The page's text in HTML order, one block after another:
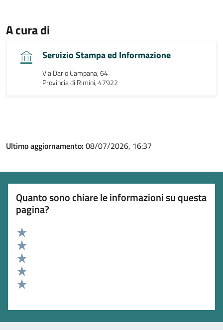
A cura di
Servizio Stampa ed Informazione
Via Dario Campana, 64
Provincia di Rimini, 47922
Ultimo aggiornamento: 08/07/2026, 16:37
Quanto sono chiare le informazioni su questa
pagina?
Valuta 5 stelle su 5
Valuta 4 stelle su 5
Valuta 3 stelle su 5
Valuta 2 stelle su 5